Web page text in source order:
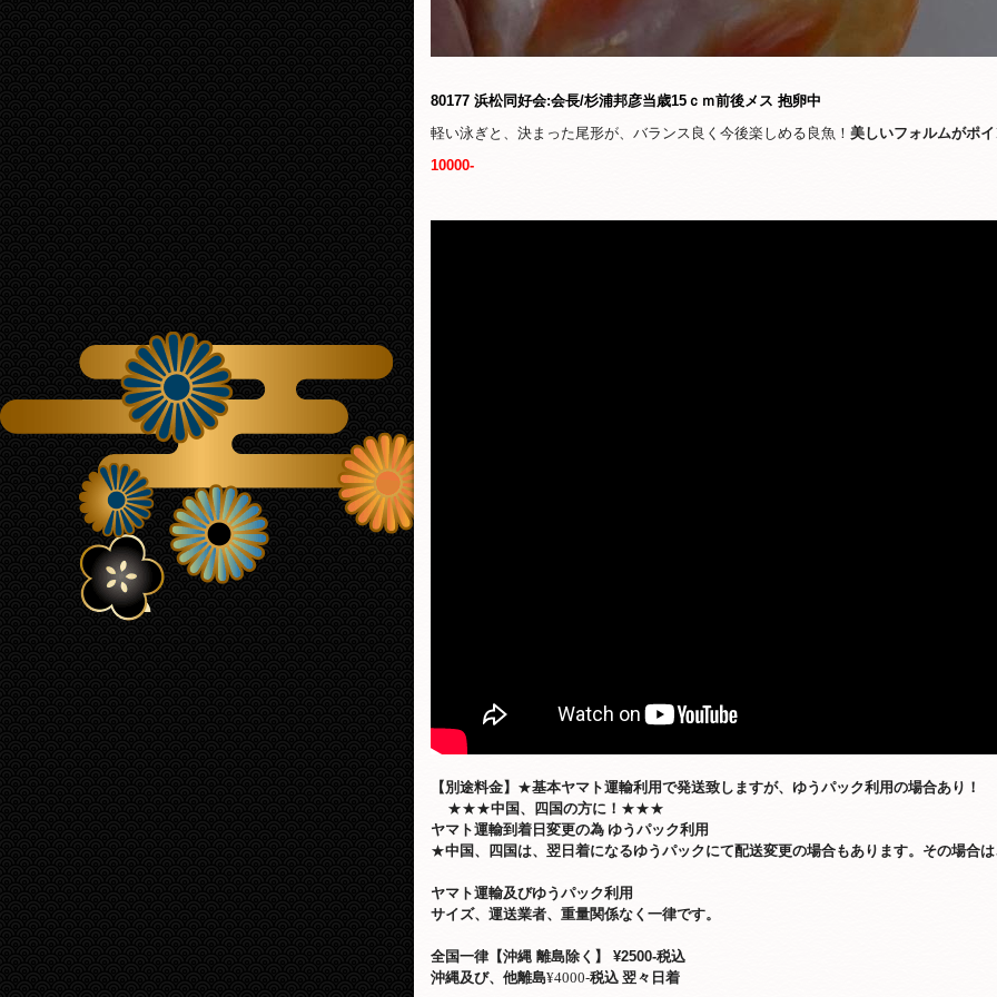
80177 浜松同好会:会長/杉浦邦彦当歳15ｃｍ前後メス 抱卵中
軽い泳ぎと、決まった尾形が、バランス良く今後楽しめる良魚！ 美しいフォルムがポ
10000-
【別途料金】 ★基本ヤマト運輸利用で発送致しますが、ゆうパック利用の場合あり！
★★★中国、四国の方に！ ★★★
ヤマト運輸到着日変更の為 ゆうパック利用
★中国、四国は、翌日着になるゆうパックにて配送変更の場合もあります。その場合
ヤマト運輸及びゆうパック利用
サイズ、運送業者、重量関係なく一律です。
全国一律【沖縄 離島除く】
¥2500-税込
沖縄及び、他離島¥4000-税込 翌々日着